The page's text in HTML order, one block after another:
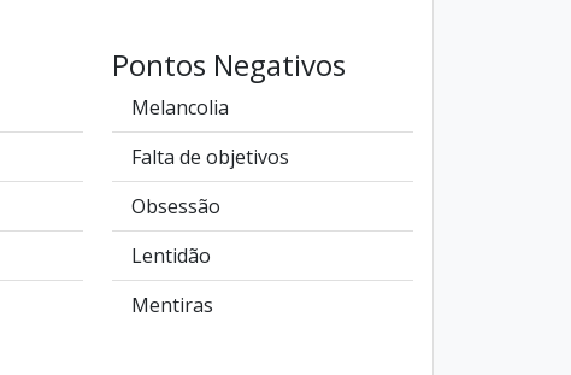
Pontos Negativos
Melancolia
Falta de objetivos
Obsessão
Lentidão
Mentiras